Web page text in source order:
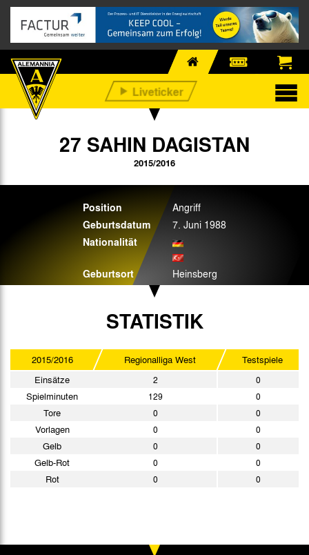
27 SAHIN DAGISTAN
2015/2016
Position Angriff
Geburtsdatum 7. Juni 1988
Nationalität
Geburtsort Heinsberg
STATISTIK
2015/2016 Regionalliga West
Testspiele
Einsätze
2 0
Spielminuten 129 0
Tore 0 0
Vorlagen 0 0
Gelb 0 0
Gelb-Rot 0 0
Rot 0 0